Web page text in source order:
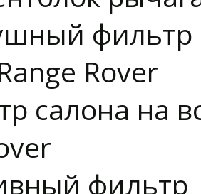
фильтр
Rover
салона на
фильтр